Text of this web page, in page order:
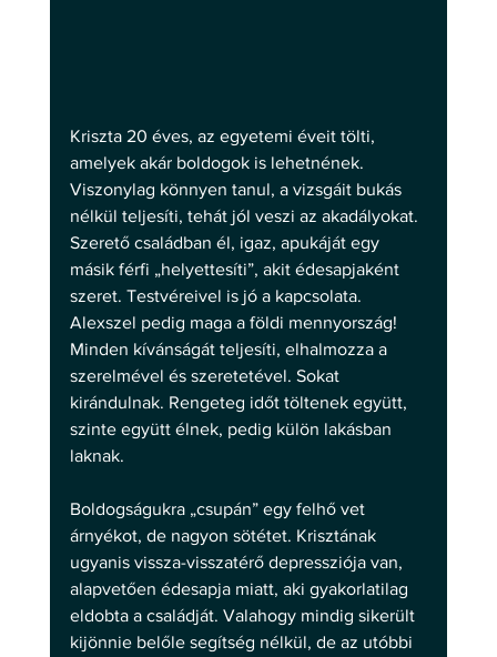
Kriszta 20 éves, az egyetemi éveit tölti,
amelyek akár boldogok is lehetnének.
Viszonylag könnyen tanul, a vizsgáit bukás
nélkül teljesíti, tehát jól veszi az akadályokat.
Szerető családban él, igaz, apukáját egy
másik férfi „helyettesíti”, akit édesapjaként
szeret. Testvéreivel is jó a kapcsolata.
Alexszel pedig maga a földi mennyország!
Minden kívánságát teljesíti, elhalmozza a
szerelmével és szeretetével. Sokat
kirándulnak. Rengeteg időt töltenek együtt,
szinte együtt élnek, pedig külön lakásban
laknak.
Boldogságukra „csupán” egy felhő vet
árnyékot, de nagyon sötétet. Krisztának
ugyanis vissza-visszatérő depressziója van,
alapvetően édesapja miatt, aki gyakorlatilag
eldobta a családját. Valahogy mindig sikerült
kijönnie belőle segítség nélkül, de az utóbbi